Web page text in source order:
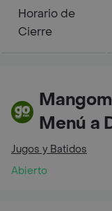
Horario de
Cierre
Menú a
Jugos y Batidos
Abierto